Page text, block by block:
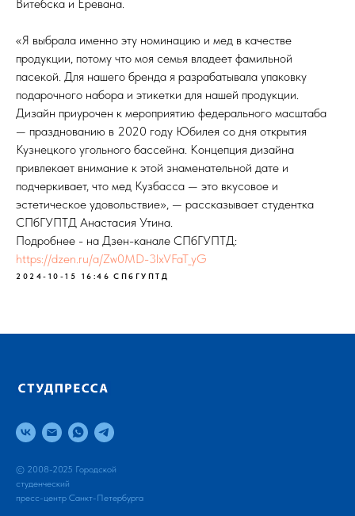
Витебска и Еревана.
«Я выбрала именно эту номинацию и мед в качестве
продукции, потому что моя семья владеет фамильной
пасекой. Для нашего бренда я разрабатывала упаковку
подарочного набора и этикетки для нашей продукции.
Дизайн приурочен к мероприятию федерального масштаба
— празднованию в 2020 году Юбилея со дня открытия
Кузнецкого угольного бассейна. Концепция дизайна
привлекает внимание к этой знаменательной дате и
подчеркивает, что мед Кузбасса — это вкусовое и
эстетическое удовольствие», — рассказывает студентка
СПбГУПТД Анастасия Утина.
Подробнее - на Дзен-канале СПбГУПТД:
https://dzen.ru/a/Zw0MD-3lxVFaT_yG
2024-10-15 16:46 СПбГУПТД
© 2008-2025 Городской
студенческий
пресс-центр Санкт-Петербурга